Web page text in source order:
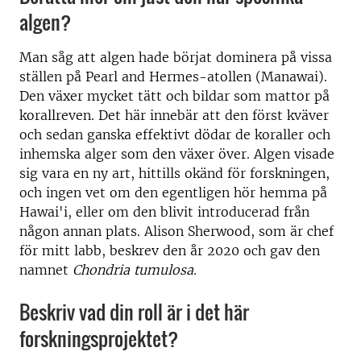
algen?
Man såg att algen hade börjat dominera på vissa
ställen på Pearl and Hermes-atollen (Manawai).
Den växer mycket tätt och bildar som mattor på
korallreven. Det här innebär att den först kväver
och sedan ganska effektivt dödar de koraller och
inhemska alger som den växer över. Algen visade
sig vara en ny art, hittills okänd för forskningen,
och ingen vet om den egentligen hör hemma på
Hawai'i, eller om den blivit introducerad från
någon annan plats. Alison Sherwood, som är chef
för mitt labb, beskrev den år 2020 och gav den
namnet Chondria tumulosa.
Beskriv vad din roll är i det här
forskningsprojektet?